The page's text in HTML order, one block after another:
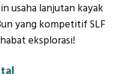
usaha lanjutan kayak
yang kompetitif SLF
eksplorasi!